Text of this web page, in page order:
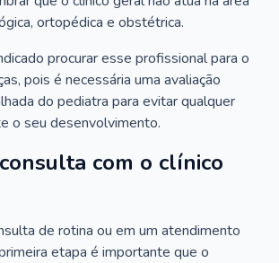
ortopédica e obstétrica.
procurar esse profissional para o
pois é necessária uma avaliação
do pediatra para evitar qualquer
o seu desenvolvimento.
com o clínico
de rotina ou em um atendimento
etapa é importante que o